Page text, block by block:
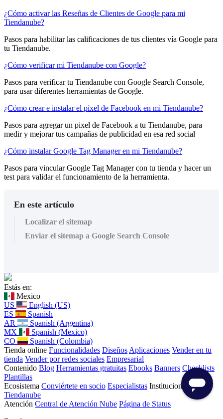
¿Cómo activar las Reseñas de Clientes de Google para mi
Tiendanube?
Pasos para habilitar las calificaciones de tus clientes vía Google para
tu Tiendanube.
¿Cómo verificar mi Tiendanube con Google?
Pasos para verificar tu Tiendanube con Google Search Console,
para usar diferentes herramientas de Google.
¿Cómo crear e instalar el píxel de Facebook en mi Tiendanube?
Pasos para agregar un pixel de Facebook a tu Tiendanube, para
medir y mejorar tus campañas de publicidad en esa red social
¿Cómo instalar Google Tag Manager en mi Tiendanube?
Pasos para vincular Google Tag Manager con tu tienda y hacer un
test para validar el funcionamiento de la herramienta.
En este artículo
Localizar el sitemap
Enviar el sitemap a Google Search Console
Estás en:
Mexico
US
English (US)
ES
Spanish
AR
Spanish (Argentina)
MX
Spanish (Mexico)
CO
Spanish (Colombia)
Tienda online Funcionalidades Diseños Aplicaciones Vender en tu
tienda Vender por redes sociales Empresarial
Contenido Blog Herramientas gratuitas Ebooks Banners Checklists
Plantillas
Ecosistema Conviértete en socio Especialistas Institucional
Sobre
Tiendanube
Atención Central de Atención Nube Página de Status